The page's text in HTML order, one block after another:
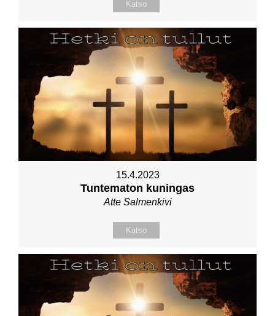
Katso
15.4.2023
Tuntematon kuningas
Atte Salmenkivi
Katso